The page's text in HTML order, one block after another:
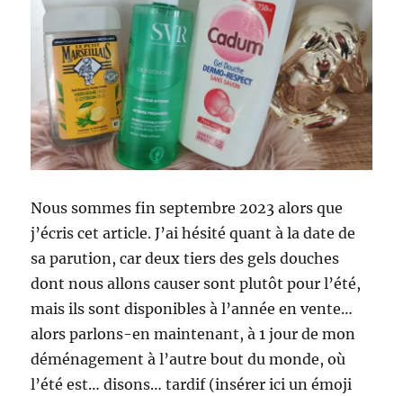
Nous sommes fin septembre 2023 alors que
j’écris cet article. J’ai hésité quant à la date de
sa parution, car deux tiers des gels douches
dont nous allons causer sont plutôt pour l’été,
mais ils sont disponibles à l’année en vente…
alors parlons-en maintenant, à 1 jour de mon
déménagement à l’autre bout du monde, où
l’été est… disons… tardif (insérer ici un émoji